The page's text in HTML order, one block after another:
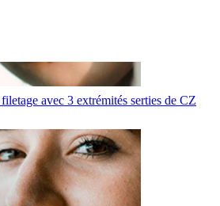
avec 3 extrémités serties de CZ